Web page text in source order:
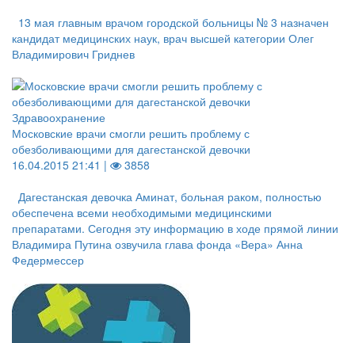
13 мая главным врачом городской больницы № 3 назначен
кандидат медицинских наук, врач высшей категории Олег
Владимирович Гриднев
Здравоохранение
Московские врачи смогли решить проблему с
обезболивающими для дагестанской девочки
16.04.2015 21:41 |
3858
Дагестанская девочка Аминат, больная раком, полностью
обеспечена всеми необходимыми медицинскими
препаратами. Сегодня эту информацию в ходе прямой линии
Владимира Путина озвучила глава фонда «Вера» Анна
Федермессер